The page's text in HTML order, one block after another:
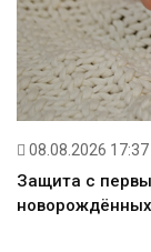
08.08.2026 17:37
Защита с
новорождённых